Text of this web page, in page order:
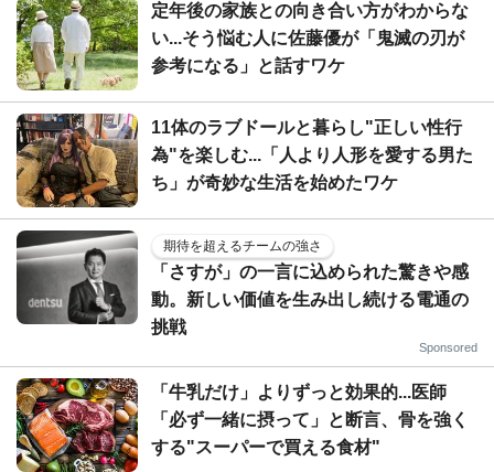
定年後の家族との向き合い方がわからな
い...そう悩む人に佐藤優が「鬼滅の刃が
参考になる」と話すワケ
11体のラブドールと暮らし"正しい性行
為"を楽しむ...「人より人形を愛する男た
ち」が奇妙な生活を始めたワケ
期待を超えるチームの強さ
「さすが」の一言に込められた驚きや感
動。新しい価値を生み出し続ける電通の
挑戦
Sponsored
「牛乳だけ」よりずっと効果的...医師
「必ず一緒に摂って」と断言、骨を強く
する"スーパーで買える食材"